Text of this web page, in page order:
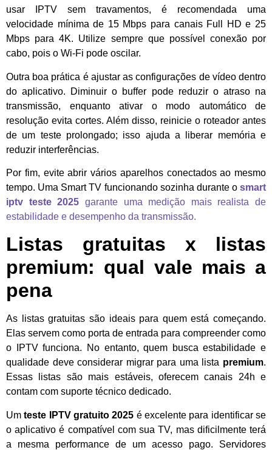
usar IPTV sem travamentos, é recomendada uma
velocidade mínima de 15 Mbps para canais Full HD e 25
Mbps para 4K. Utilize sempre que possível conexão por
cabo, pois o Wi-Fi pode oscilar.
Outra boa prática é ajustar as configurações de vídeo dentro
do aplicativo. Diminuir o buffer pode reduzir o atraso na
transmissão, enquanto ativar o modo automático de
resolução evita cortes. Além disso, reinicie o roteador antes
de um teste prolongado; isso ajuda a liberar memória e
reduzir interferências.
Por fim, evite abrir vários aparelhos conectados ao mesmo
tempo. Uma Smart TV funcionando sozinha durante o smart
iptv teste 2025 garante uma medição mais realista de
estabilidade e desempenho da transmissão.
Listas gratuitas x listas
premium: qual vale mais a
pena
As listas gratuitas são ideais para quem está começando.
Elas servem como porta de entrada para compreender como
o IPTV funciona. No entanto, quem busca estabilidade e
qualidade deve considerar migrar para uma lista premium.
Essas listas são mais estáveis, oferecem canais 24h e
contam com suporte técnico dedicado.
Umteste IPTV gratuito 2025 é excelente para identificar se
o aplicativo é compatível com sua TV, mas dificilmente terá
a mesma performance de um acesso pago. Servidores